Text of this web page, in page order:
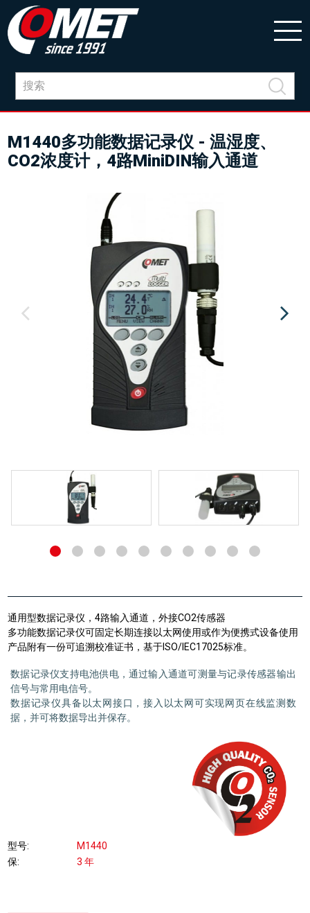
M1440多功能数据记录仪 - 温湿度、
CO2浓度计，4路MiniDIN输入通道
通用型数据记录仪，4路输入通道，外接CO2传感器
多功能数据记录仪可固定长期连接以太网使用或作为便携式设备使用
产品附有一份可追溯校准证书，基于ISO/IEC17025标准。
数据记录仪支持电池供电，通过输入通道可测量与记录传感器输出
信号与常用电信号。
数据记录仪具备以太网接口，接入以太网可实现网页在线监测数
据，并可将数据导出并保存。
型号
M1440
保
3 年